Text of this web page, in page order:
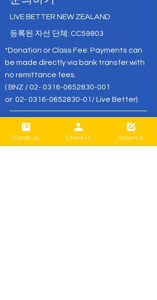
LIVE BETTER NEW ZEALAND
등록된 자선 단체: CC59803
*Donation or Class Fee: Payments can
be made directly via bank transfer with
no remittance fees.
( BNZ /02- 0316-0652830-001
or 02- 0316-0652830-01 / Live Better)
office@livebetter.org.nz
Contat us Check-in Absence